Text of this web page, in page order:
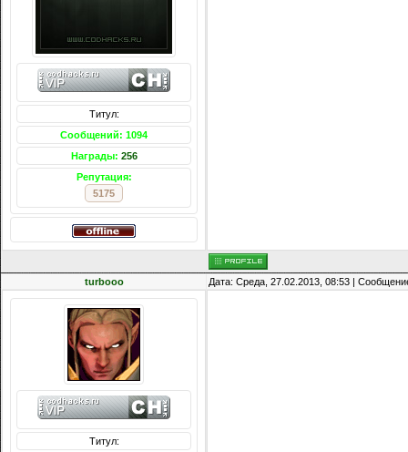
Титул:
Сообщений: 1094
Награды: 256
Репутация:
5175
turbooo Дата: Среда, 27.02.2013, 08:53 |
Титул: